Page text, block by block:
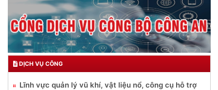
DỊCH VỤ CÔNG
Lĩnh vực quản lý vũ khí, vật liệu nổ, công cụ hỗ trợ